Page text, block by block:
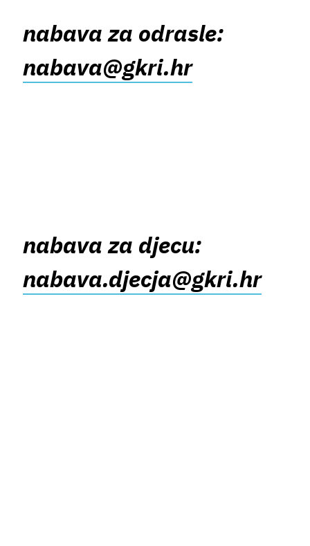
nabava za odrasle:
nabava@gkri.hr
nabava za djecu:
nabava.djecja@gkri.hr